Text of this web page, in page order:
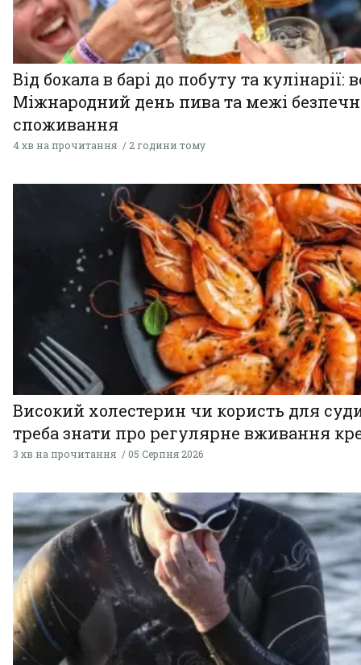
Від бокала в барі до побуту та кулінарії:
Міжнародний день пива та межі
споживання
4 хв на прочитання 2 години тому
Високий холестерин чи користь для
треба знати про регулярне вживання
3 хв на прочитання 05 Серпня 2026